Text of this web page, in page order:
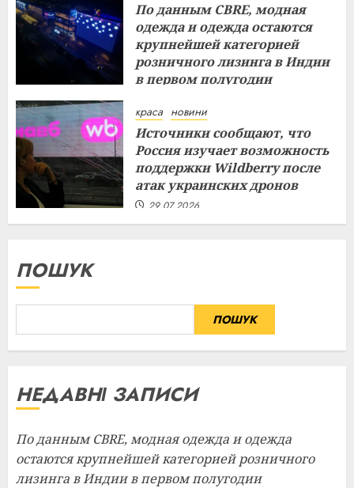
По данным CBRE, модная
одежда и одежда остаются
крупнейшей категорией
розничного лизинга в Индии
в первом полугодии
краса новини
Источники сообщают, что
Россия изучает возможность
поддержки Wildberry после
атак украинских дронов
29.07.2026
ПОШУК
ПОШУК
НЕДАВНІ ЗАПИСИ
По данным CBRE, модная одежда и одежда
остаются крупнейшей категорией розничного
лизинга в Индии в первом полугодии